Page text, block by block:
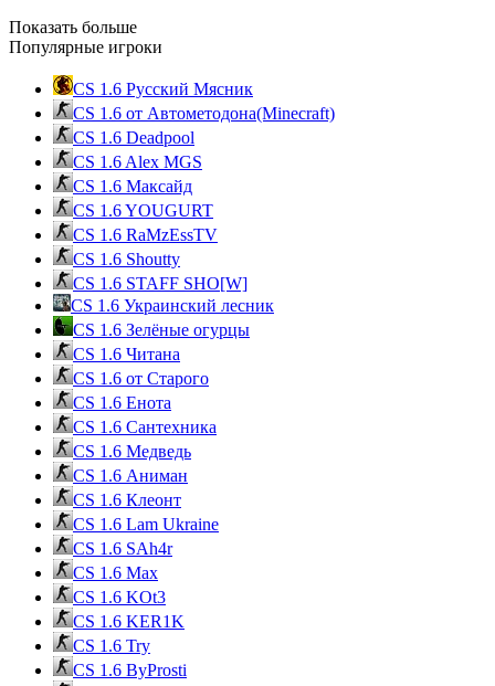
Показать больше
Популярные игроки
CS 1.6 Русский Мясник
CS 1.6 от Автометодона(Minecraft)
CS 1.6 Deadpool
CS 1.6 Alex MGS
CS 1.6 Максайд
CS 1.6 YOUGURT
CS 1.6 RaMzEssTV
CS 1.6 Shoutty
CS 1.6 STAFF SHO[W]
CS 1.6 Украинский лесник
CS 1.6 Зелёные огурцы
CS 1.6 Читана
CS 1.6 от Cтарого
CS 1.6 Енота
CS 1.6 Сантехника
CS 1.6 Медведь
CS 1.6 Аниман
CS 1.6 Клеонт
CS 1.6 Lam Ukraine
CS 1.6 SAh4r
CS 1.6 Max
CS 1.6 KOt3
CS 1.6 KER1K
CS 1.6 Try
CS 1.6 ByProsti